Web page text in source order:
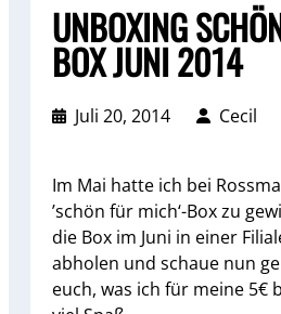
UNBOXING
BOX JUNI 2014
Juli 20, 2014 Cecil
Im Mai hatte ich bei
’schön für mich‘-Box zu
die Box im Juni in einer
abholen und schaue nun
euch, was ich für meine 5€